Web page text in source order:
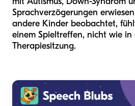
Sprachverzögerungen
andere Kinder beobachtet,
einem Spieltreffen, nicht wie in
Therapiesitzung.